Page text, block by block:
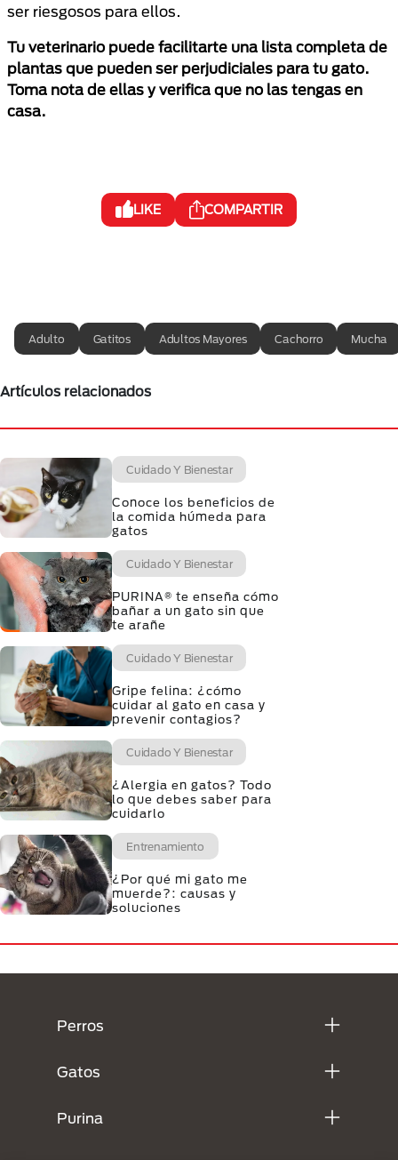
ser riesgosos para ellos.
Tu veterinario puede facilitarte una lista completa de
plantas que pueden ser perjudiciales para tu gato.
Toma nota de ellas y verifica que no las tengas en
casa.
LIKE COMPARTIR
Adulto Gatitos Adultos Mayores Cachorro Mucha
Artículos relacionados
Cuidado Y Bienestar
Conoce los beneficios de
la comida húmeda para
gatos
Cuidado Y Bienestar
PURINA® te enseña cómo
bañar a un gato sin que
te arañe
Cuidado Y Bienestar
Gripe felina: ¿cómo
cuidar al gato en casa y
prevenir contagios?
Cuidado Y Bienestar
¿Alergia en gatos? Todo
lo que debes saber para
cuidarlo
Entrenamiento
¿Por qué mi gato me
muerde?: causas y
soluciones
Perros
Gatos
Purina